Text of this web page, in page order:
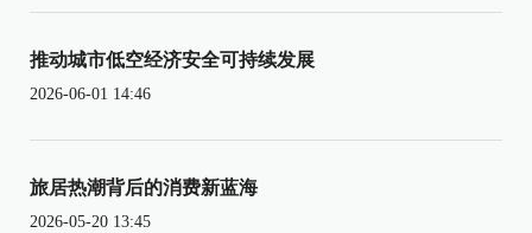
推动城市低空经济安全可持续发展
2026-06-01 14:46
旅居热潮背后的消费新蓝海
2026-05-20 13:45